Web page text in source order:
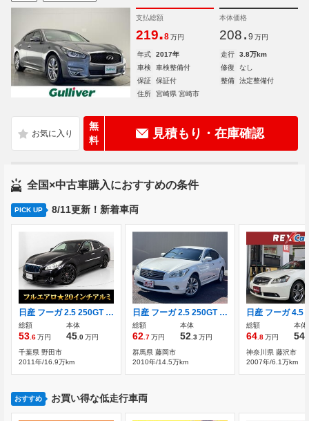
支払総額
219.8 万円
本体価格
208. 9 万円
年式 2017年 走行
3.8万km
車検
車検整備付 修復
なし
保証
保証付 整備
法定整備付
住所
宮崎県 宮崎市
無
料
見積もり・在庫確認
全国×中古車購入におすすめの条件
PICK UP 8/11更新！新着車両
日産 フーガ 2.5 250GT フルエアロ 20インチアルミホイール
総額
53 .6万円
本体
45 .0万円
千葉県 野田市
2011年/16.9万km
日産 フーガ 2.5 250GT タイプP ユーザー買取車 純正HDDナビ フルセグTV
総額
62 .7万円
本体
52 .3万円
群馬県 藤岡市
2010年/14.5万km
総額
64 .8万円
本体
54
神奈川県 藤沢市
2007年/6.1万km
おすすめ お買い得な低走行車両